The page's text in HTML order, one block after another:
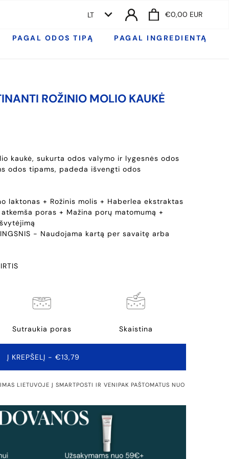
KALBA
LT €0,00 EUR
PAGAL ODOS TIPĄ PAGAL INGREDIENTĄ
ROŽINIO MOLIO KAUKĖ
kaukė, sukurta odos valymo ir lygesnės odos
odos tipams, padeda išvengti odos
laktonas + Rožinis molis + Haberlea ekstraktas
poras + Mažina porų matomumą +
- Naudojama kartą per savaitę arba
Sutraukia poras Skaistina
Į KREPŠELĮ - €13,79
LIETUVOJE Į SMARTPOSTI IR VENIPAK PAŠTOMATUS NUO